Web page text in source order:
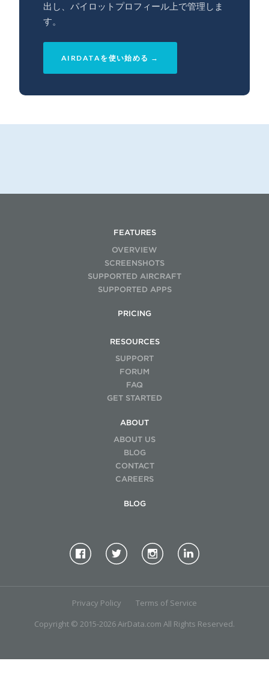
出し、パイロットプロフィール上で管理しま
す。
AIRDATAを使い始める →
FEATURES
OVERVIEW
SCREENSHOTS
SUPPORTED AIRCRAFT
SUPPORTED APPS
PRICING
RESOURCES
SUPPORT
FORUM
FAQ
GET STARTED
ABOUT
ABOUT US
BLOG
CONTACT
CAREERS
BLOG
Copyright © 2015-2026 AirData.com All Rights Reserved.
Privacy Policy Terms of Service